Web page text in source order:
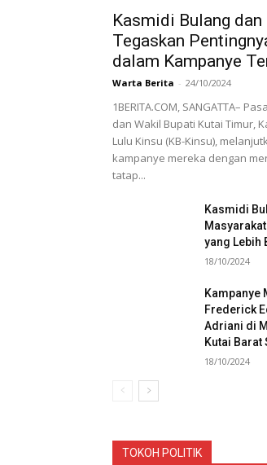
Kasmidi Bulang
Tegaskan
dalam Kampanye
Warta Berita - 24/10/2024
1BERITA.COM, SANGATTA–
dan Wakil Bupati Kutai Timur,
Lulu Kinsu (KB-Kinsu),
kampanye mereka dengan
tatap...
Kasmidi
yang Lebih
18/10/2024
Kampanye
Frederick
Adriani di
Kutai Barat
18/10/2024
TOKOH POLITIK